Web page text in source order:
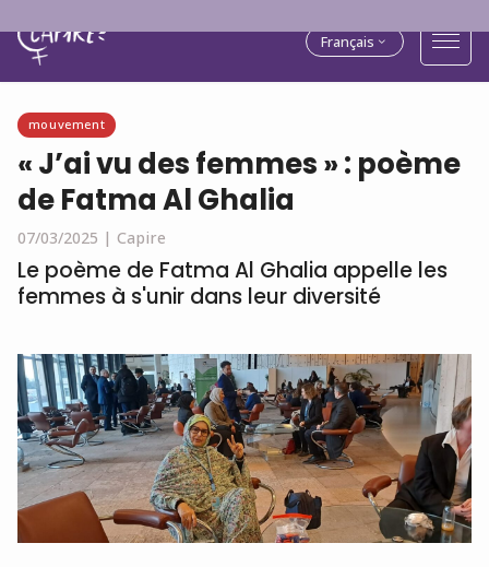
Français
mouvement
« J’ai vu des femmes » : poème
de Fatma Al Ghalia
07/03/2025 | Capire
Le poème de Fatma Al Ghalia appelle les
femmes à s'unir dans leur diversité